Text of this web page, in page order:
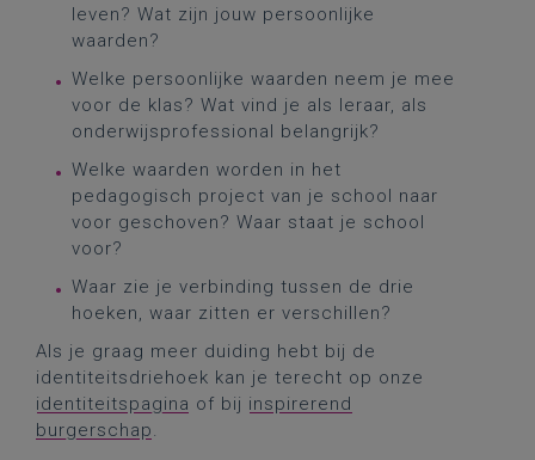
leven? Wat zijn jouw persoonlijke
waarden?
Welke persoonlijke waarden neem je mee
voor de klas? Wat vind je als leraar, als
onderwijsprofessional belangrijk?
Welke waarden worden in het
pedagogisch project van je school naar
voor geschoven? Waar staat je school
voor?
Waar zie je verbinding tussen de drie
hoeken, waar zitten er verschillen?
Als je graag meer duiding hebt bij de
identiteitsdriehoek kan je terecht op onze
identiteitspagina of bij inspirerend
burgerschap.